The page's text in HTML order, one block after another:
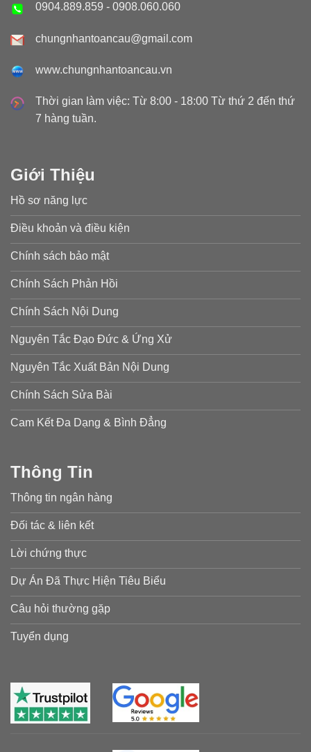
0904.889.859 - 0908.060.060
chungnhantoancau@gmail.com
www.chungnhantoancau.vn
Thời gian làm việc: Từ 8:00 - 18:00 Từ thứ 2 đến thứ
7 hàng tuần.
Giới Thiệu
Hồ sơ năng lực
Điều khoản và điều kiện
Chính sách bảo mật
Chính Sách Phản Hồi
Chính Sách Nội Dung
Nguyên Tắc Đạo Đức & Ứng Xử
Nguyên Tắc Xuất Bản Nội Dung
Chính Sách Sửa Bài
Cam Kết Đa Dạng & Bình Đẳng
Thông Tin
Thông tin ngân hàng
Đối tác & liên kết
Lời chứng thực
Dự Án Đã Thực Hiện Tiêu Biểu
Câu hỏi thường gặp
Tuyển dụng